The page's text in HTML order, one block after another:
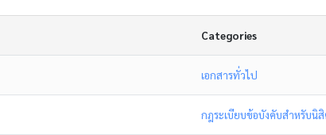
Categories
เอกสารทั่วไป
กฎระเบียบข้อบังคับสำหรับนิ